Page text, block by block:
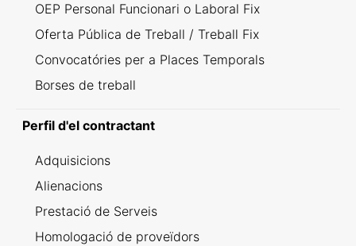
OEP Personal Funcionari o Laboral Fix
Oferta Pública de Treball / Treball Fix
Convocatóries per a Places Temporals
Borses de treball
Perfil d'el contractant
Adquisicions
Alienacions
Prestació de Serveis
Homologació de proveïdors